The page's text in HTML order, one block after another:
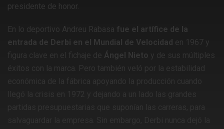
presidente de honor.
En lo deportivo Andreu Rabasa fue el artífice de la
entrada de Derbi en el Mundial de Velocidad en 1967 y
figura clave en el fichaje de Ángel Nieto y de sus múltiples
éxitos con la marca. Pero también veló por la estabilidad